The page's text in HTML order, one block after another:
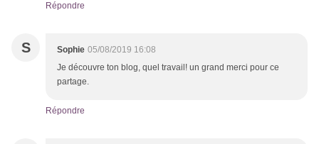
Répondre
S Sophie 05/08/2019 16:08
Je découvre ton blog, quel travail! un grand merci pour ce
partage.
Répondre